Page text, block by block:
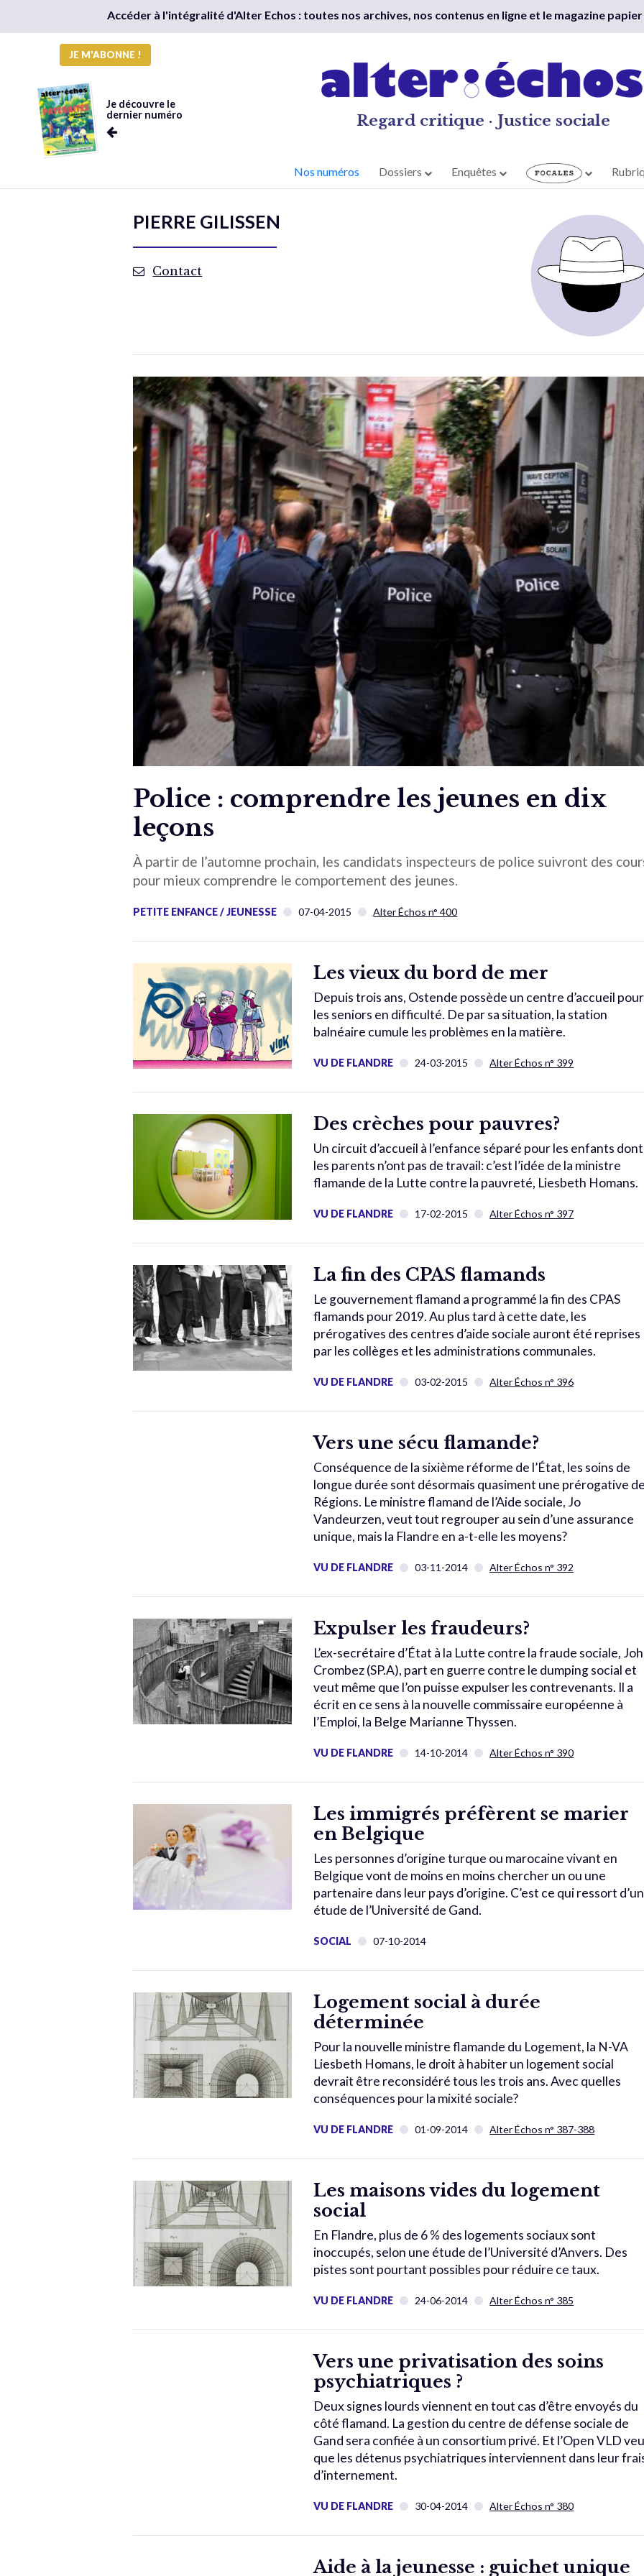
Accéder à l'intégralité d'Alter Echos : toutes nos archives, nos contenus en ligne et le magazine
JE M'ABONNE !
Je découvre le
dernier numéro
Regard critique · Justice sociale
Nos numéros Dossiers Enquêtes
PIERRE GILISSEN
Contact
Police : comprendre les jeunes en dix
leçons
À partir de l’automne prochain, les candidats inspecteurs de police suivront des
pour mieux comprendre le comportement des jeunes.
PETITE ENFANCE / JEUNESSE 07-04-2015 Alter Échos n° 400
Les vieux du bord de mer
Depuis trois ans, Ostende possède un centre d’accueil pour
les seniors en difficulté. De par sa situation, la station
balnéaire cumule les problèmes en la matière.
VU DE FLANDRE 24-03-2015 Alter Échos n° 399
Des crèches pour pauvres?
Un circuit d’accueil à l’enfance séparé pour les enfants dont
les parents n’ont pas de travail: c’est l’idée de la ministre
flamande de la Lutte contre la pauvreté, Liesbeth Homans.
VU DE FLANDRE 17-02-2015 Alter Échos n° 397
La fin des CPAS flamands
Le gouvernement flamand a programmé la fin des CPAS
flamands pour 2019. Au plus tard à cette date, les
prérogatives des centres d’aide sociale auront été reprises
par les collèges et les administrations communales.
VU DE FLANDRE 03-02-2015 Alter Échos n° 396
Vers une sécu flamande?
Conséquence de la sixième réforme de l’État, les soins de
longue durée sont désormais quasiment une prérogative
Régions. Le ministre flamand de l’Aide sociale, Jo
Vandeurzen, veut tout regrouper au sein d’une assurance
unique, mais la Flandre en a-t-elle les moyens?
VU DE FLANDRE 03-11-2014 Alter Échos n° 392
Expulser les fraudeurs?
L’ex-secrétaire d’État à la Lutte contre la fraude sociale,
Crombez (SP.A), part en guerre contre le dumping social et
veut même que l’on puisse expulser les contrevenants. Il a
écrit en ce sens à la nouvelle commissaire européenne à
l’Emploi, la Belge Marianne Thyssen.
VU DE FLANDRE 14-10-2014 Alter Échos n° 390
Les immigrés préfèrent se marier
en Belgique
Les personnes d’origine turque ou marocaine vivant en
Belgique vont de moins en moins chercher un ou une
partenaire dans leur pays d’origine. C’est ce qui ressort
étude de l’Université de Gand.
SOCIAL 07-10-2014
Logement social à durée
déterminée
Pour la nouvelle ministre flamande du Logement, la N-VA
Liesbeth Homans, le droit à habiter un logement social
devrait être reconsidéré tous les trois ans. Avec quelles
conséquences pour la mixité sociale?
VU DE FLANDRE 01-09-2014 Alter Échos n° 387-388
Les maisons vides du logement
social
En Flandre, plus de 6 % des logements sociaux sont
inoccupés, selon une étude de l’Université d’Anvers. Des
pistes sont pourtant possibles pour réduire ce taux.
VU DE FLANDRE 24-06-2014 Alter Échos n° 385
Vers une privatisation des soins
psychiatriques ?
Deux signes lourds viennent en tout cas d’être envoyés du
côté flamand. La gestion du centre de défense sociale de
Gand sera confiée à un consortium privé. Et l’Open VLD
que les détenus psychiatriques interviennent dans leur
d’internement.
VU DE FLANDRE 30-04-2014 Alter Échos n° 380
Aide à la jeunesse : guichet unique